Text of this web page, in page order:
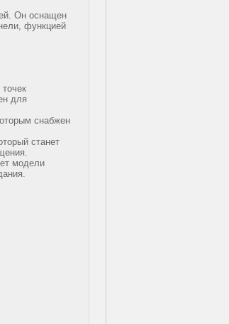
Он оснащен
функцией
для
снабжен
станет
модели